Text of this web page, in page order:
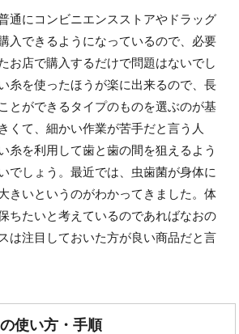
通にコンビニエンスストアやドラッグ
入できるようになっているので、必要
お店で購入するだけで問題はないでし
糸を使ったほうが楽に出来るので、長
とができるタイプのものを選ぶのが基
くて、細かい作業が苦手だと言う人
糸を利用して歯と歯の間を狙えるよう
でしょう。最近では、虫歯菌が身体に
きいというのがわかってきました。体
ちたいと考えているのであればなおの
は注目しておいた方が良い商品だと言
使い方・手順